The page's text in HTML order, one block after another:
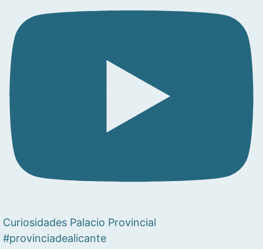
Curiosidades Palacio Provincial
#provinciadealicante